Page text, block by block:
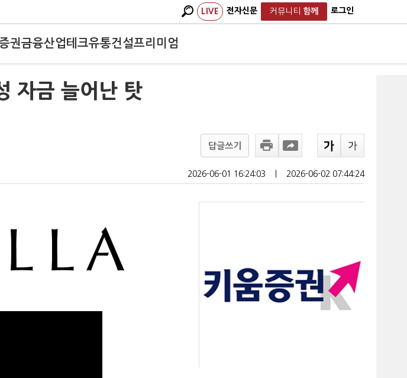
LIVE 전자신문 커뮤니티 함께 로그인
권금융산업테크유통건설프리미엄
자금 늘어난 탓
답글쓰기
2026-06-01 16:24:03 2026-06-02 07:44:24